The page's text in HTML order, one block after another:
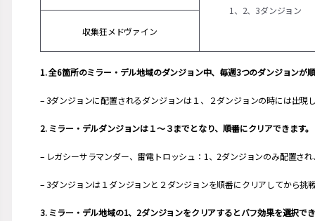
1、2、3ダンジョン
収集狂メドヴァイン
1. 全6箇所のミラー・デル地域のダンジョン中、毎週3つのダンジョン
– 3ダンジョンに配置されるダンジョンは１、２ダンジョンの時には出現
2. ミラー・デルダンジョンは１～３までとなり、順番にクリアできます。
– レガシーサラマンダー、雷電トロッシュ：1、2ダンジョンのみ配置さ
– 3ダンジョンは１ダンジョンと２ダンジョンを順番にクリアしてから
3. ミラー・デル地域の1、2ダンジョンをクリアするとバフ効果を選択で